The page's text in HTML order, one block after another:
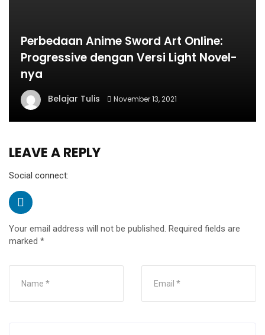
Perbedaan Anime Sword Art Online:
Progressive dengan Versi Light Novel-
nya
Belajar Tulis November 13, 2021
LEAVE A REPLY
Social connect:
Your email address will not be published. Required fields are
marked *